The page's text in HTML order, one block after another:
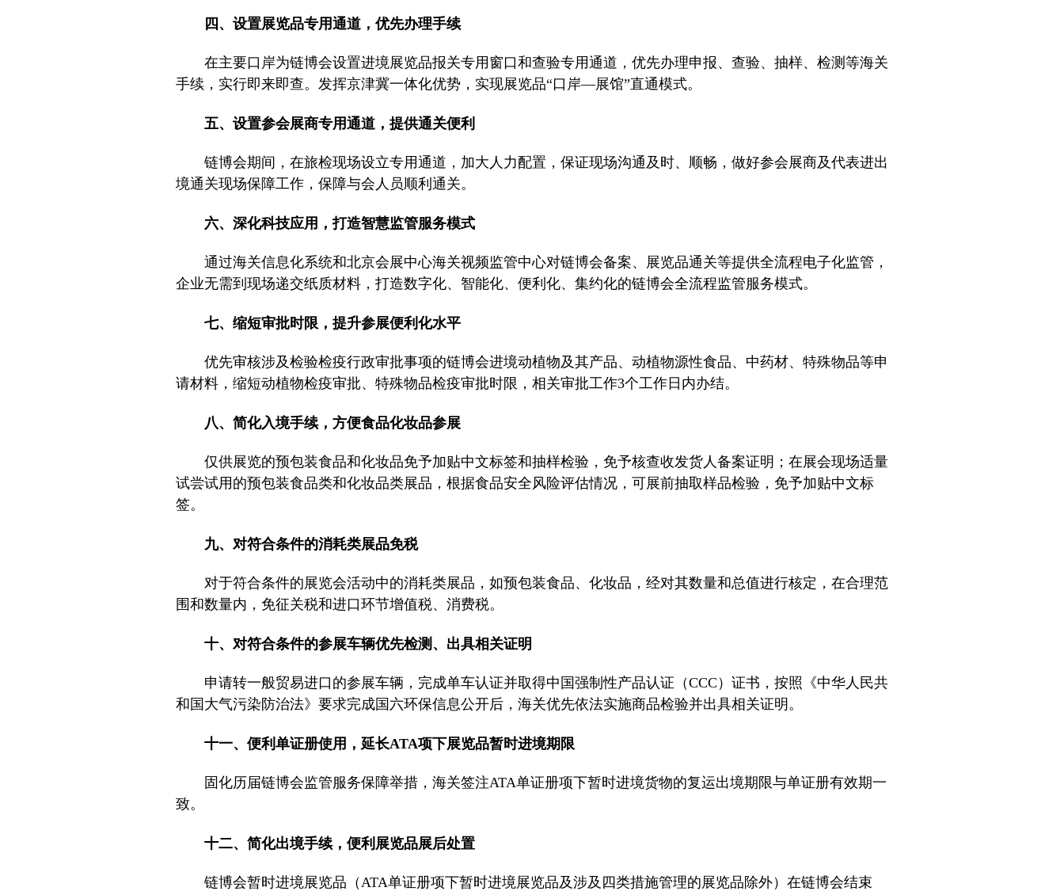
四、设置展览品专用通道，优先办理手续
在主要口岸为链博会设置进境展览品报关专用窗口和查验专用通道，优先办理申报、查验、抽样、检测等海关
手续，实行即来即查。发挥京津冀一体化优势，实现展览品“口岸—展馆”直通模式。
五、设置参会展商专用通道，提供通关便利
链博会期间，在旅检现场设立专用通道，加大人力配置，保证现场沟通及时、顺畅，做好参会展商及代表进出
境通关现场保障工作，保障与会人员顺利通关。
六、深化科技应用，打造智慧监管服务模式
通过海关信息化系统和北京会展中心海关视频监管中心对链博会备案、展览品通关等提供全流程电子化监管，
企业无需到现场递交纸质材料，打造数字化、智能化、便利化、集约化的链博会全流程监管服务模式。
七、缩短审批时限，提升参展便利化水平
优先审核涉及检验检疫行政审批事项的链博会进境动植物及其产品、动植物源性食品、中药材、特殊物品等申
请材料，缩短动植物检疫审批、特殊物品检疫审批时限，相关审批工作3个工作日内办结。
八、简化入境手续，方便食品化妆品参展
仅供展览的预包装食品和化妆品免予加贴中文标签和抽样检验，免予核查收发货人备案证明；在展会现场适量
试尝试用的预包装食品类和化妆品类展品，根据食品安全风险评估情况，可展前抽取样品检验，免予加贴中文标
签。
九、对符合条件的消耗类展品免税
对于符合条件的展览会活动中的消耗类展品，如预包装食品、化妆品，经对其数量和总值进行核定，在合理范
围和数量内，免征关税和进口环节增值税、消费税。
十、对符合条件的参展车辆优先检测、出具相关证明
申请转一般贸易进口的参展车辆，完成单车认证并取得中国强制性产品认证（CCC）证书，按照《中华人民共
和国大气污染防治法》要求完成国六环保信息公开后，海关优先依法实施商品检验并出具相关证明。
十一、便利单证册使用，延长ATA项下展览品暂时进境期限
固化历届链博会监管服务保障举措，海关签注ATA单证册项下暂时进境货物的复运出境期限与单证册有效期一
致。
十二、简化出境手续，便利展览品展后处置
链博会暂时进境展览品（ATA单证册项下暂时进境展览品及涉及四类措施管理的展览品除外）在链博会结束